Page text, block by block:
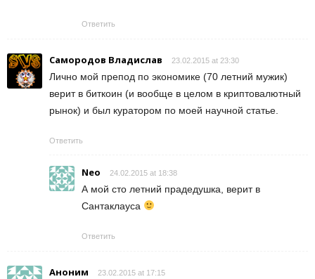
Ответить
Самородов Владислав 23.02.2015 at 23:30
Лично мой препод по экономике (70 летний мужик)
верит в биткоин (и вообще в целом в криптовалютный
рынок) и был куратором по моей научной статье.
Ответить
Neo 24.02.2015 at 18:38
А мой сто летний прадедушка, верит в
Сантаклауса
Ответить
Аноним 23.02.2015 at 17:15